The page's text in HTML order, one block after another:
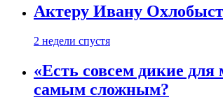
Актеру Ивану
2 недели спустя
«Есть совсем дикие
самым сложным?